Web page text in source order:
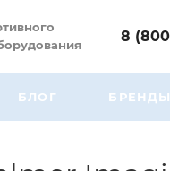
8
БЛОГ БРЕНДЫ